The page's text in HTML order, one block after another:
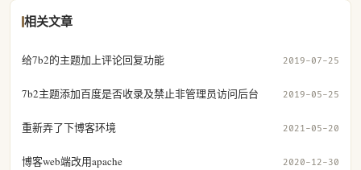
相关文章
给7b2的主题加上评论回复功能 2019-07-25
7b2主题添加百度是否收录及禁止非管理员访问后台 2019-05-25
重新弄了下博客环境 2021-05-20
博客web端改用apache 2020-12-30